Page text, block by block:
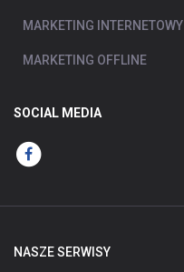
MARKETING INTERNETOWY
MARKETING OFFLINE
SOCIAL MEDIA
NASZE SERWISY